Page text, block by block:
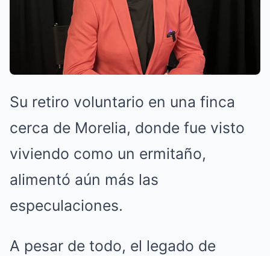
Su retiro voluntario en una finca
cerca de Morelia, donde fue visto
viviendo como un ermitaño,
alimentó aún más las
especulaciones.
A pesar de todo, el legado de